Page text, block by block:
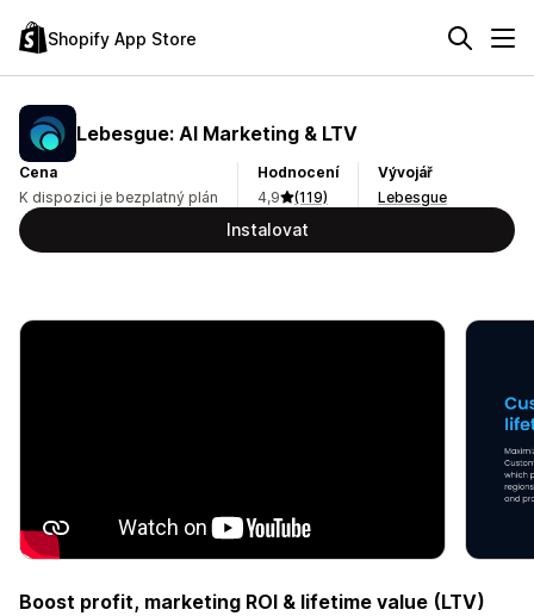
Shopify App Store
Lebesgue: AI Marketing & LTV
Cena
K dispozici je bezplatný plán
Hodnocení
4,9
(119)
Vývojář
Lebesgue
Instalovat
Boost profit, marketing ROI & lifetime value (LTV)